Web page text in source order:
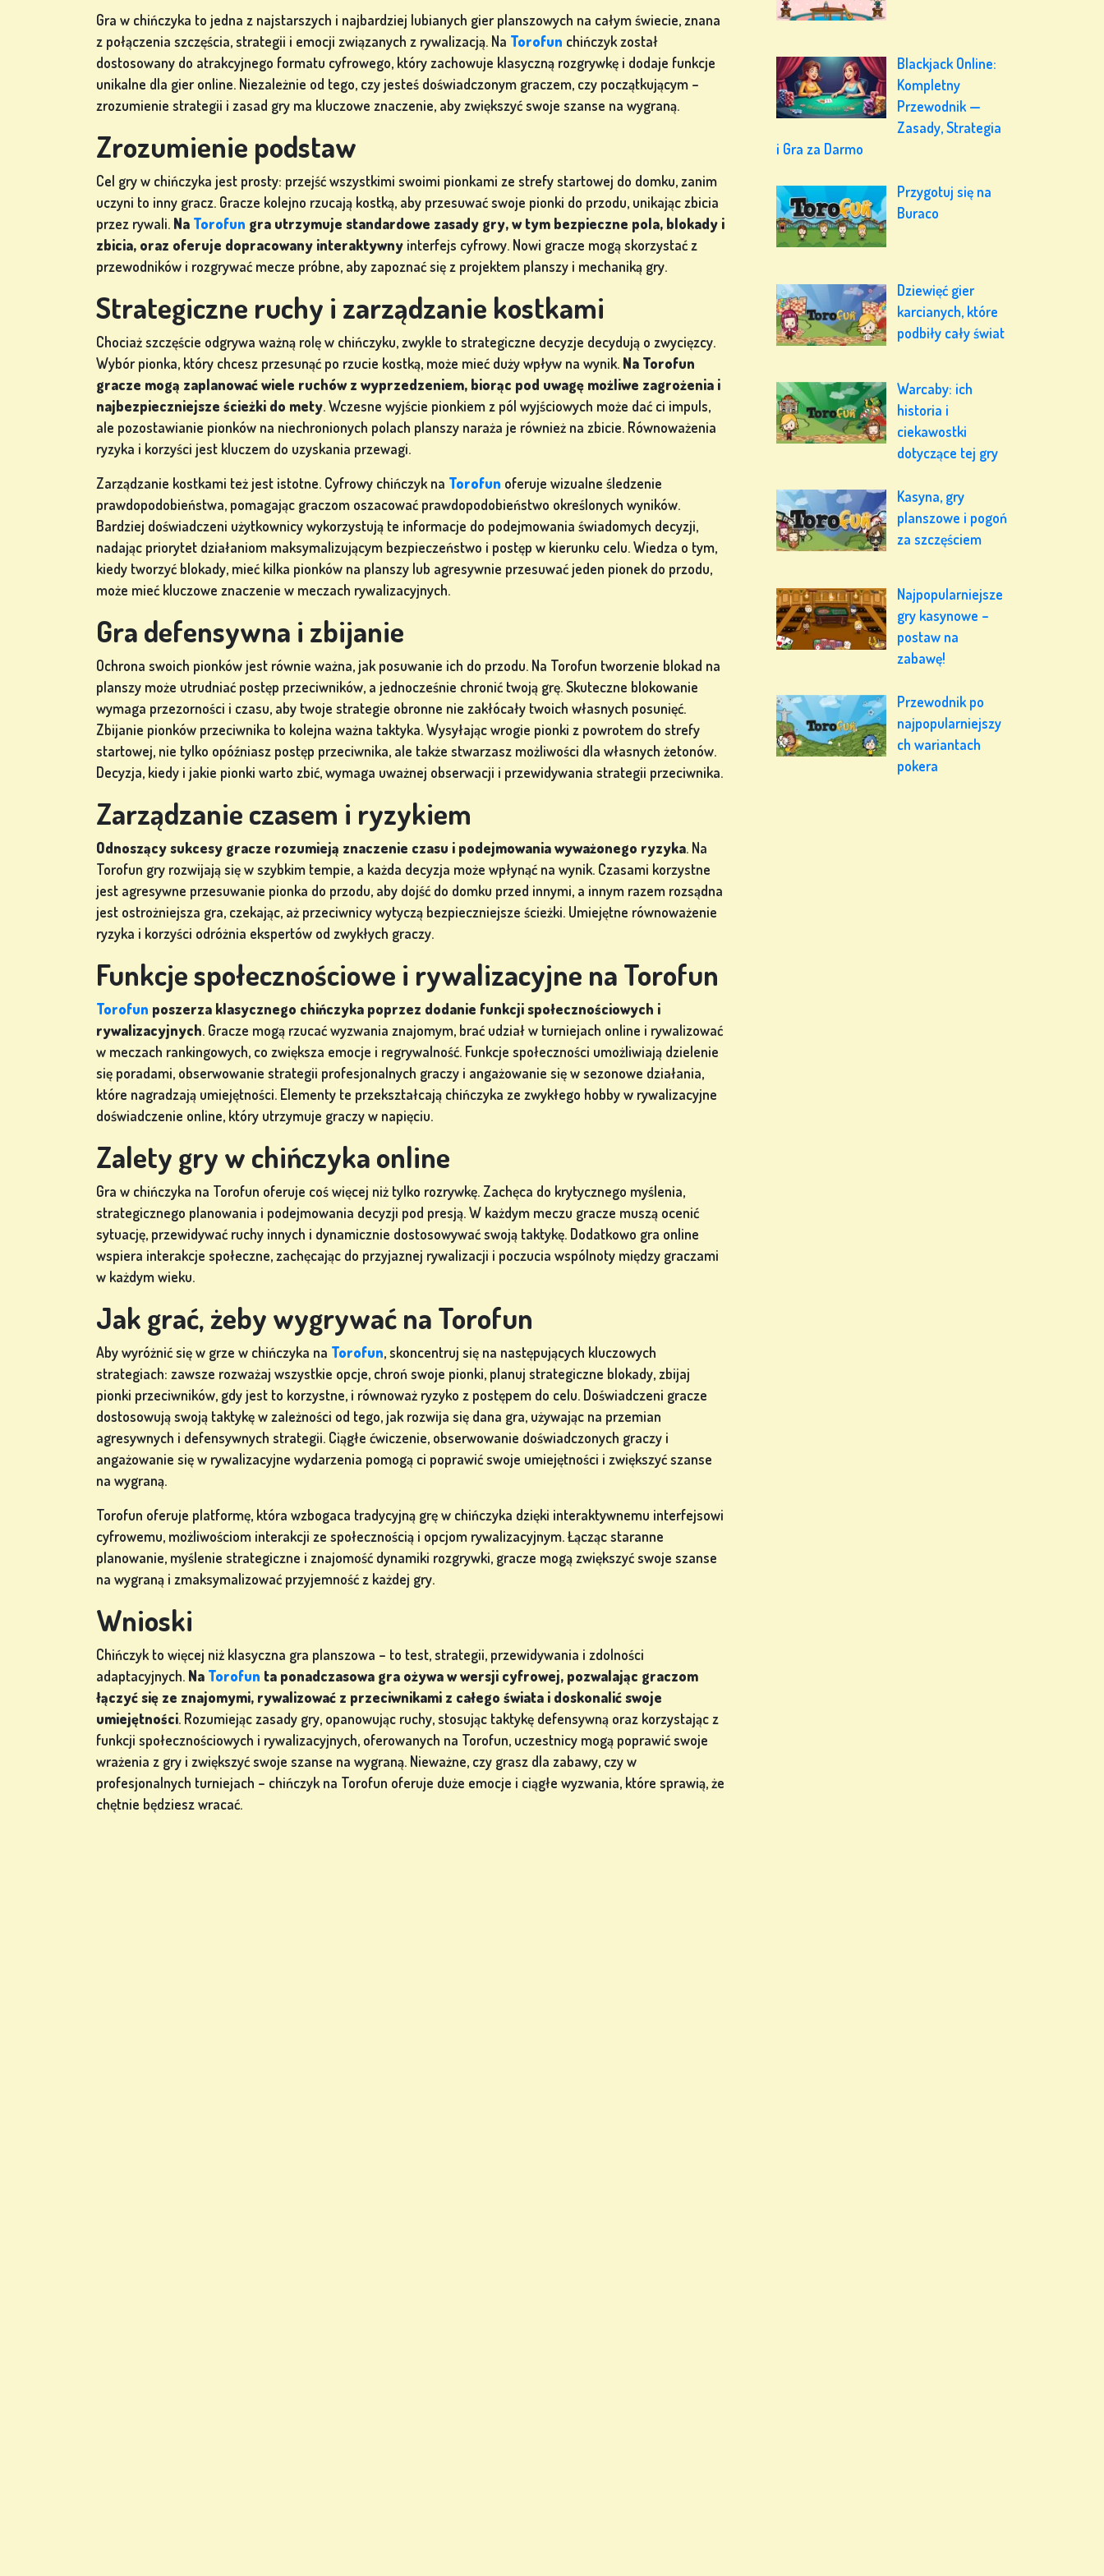
PLANSZOWE
AUTOMATÓW
ZAREJESTRUJ
KLASYFIKACJA
Gra w chińczyka to jedna z najstarszych i najbardziej lubianych gier planszowych na całym świecie, znana
z połączenia szczęścia, strategii i emocji związanych z rywalizacją. Na Torofun chińczyk został
dostosowany do atrakcyjnego formatu cyfrowego, który zachowuje klasyczną rozgrywkę i dodaje funkcje
unikalne dla gier online. Niezależnie od tego, czy jesteś doświadczonym graczem, czy początkującym –
zrozumienie strategii i zasad gry ma kluczowe znaczenie, aby zwiększyć swoje szanse na wygraną.
Zrozumienie podstaw
Cel gry w chińczyka jest prosty: przejść wszystkimi swoimi pionkami ze strefy startowej do domku, zanim
uczyni to inny gracz. Gracze kolejno rzucają kostką, aby przesuwać swoje pionki do przodu, unikając zbicia
przez rywali. Na Torofun gra utrzymuje standardowe zasady gry, w tym bezpieczne pola, blokady i
zbicia, oraz oferuje dopracowany interaktywny interfejs cyfrowy. Nowi gracze mogą skorzystać z
przewodników i rozgrywać mecze próbne, aby zapoznać się z projektem planszy i mechaniką gry.
Strategiczne ruchy i zarządzanie kostkami
Chociaż szczęście odgrywa ważną rolę w chińczyku, zwykle to strategiczne decyzje decydują o zwycięzcy.
Wybór pionka, który chcesz przesunąć po rzucie kostką, może mieć duży wpływ na wynik. Na Torofun
gracze mogą zaplanować wiele ruchów z wyprzedzeniem, biorąc pod uwagę możliwe zagrożenia i
najbezpieczniejsze ścieżki do mety. Wczesne wyjście pionkiem z pól wyjściowych może dać ci impuls,
ale pozostawianie pionków na niechronionych polach planszy naraża je również na zbicie. Równoważenia
ryzyka i korzyści jest kluczem do uzyskania przewagi.
Zarządzanie kostkami też jest istotne. Cyfrowy chińczyk na Torofun oferuje wizualne śledzenie
prawdopodobieństwa, pomagając graczom oszacować prawdopodobieństwo określonych wyników.
Bardziej doświadczeni użytkownicy wykorzystują te informacje do podejmowania świadomych decyzji,
nadając priorytet działaniom maksymalizującym bezpieczeństwo i postęp w kierunku celu. Wiedza o tym,
kiedy tworzyć blokady, mieć kilka pionków na planszy lub agresywnie przesuwać jeden pionek do przodu,
może mieć kluczowe znaczenie w meczach rywalizacyjnych.
Gra defensywna i zbijanie
Ochrona swoich pionków jest równie ważna, jak posuwanie ich do przodu. Na Torofun tworzenie blokad na
planszy może utrudniać postęp przeciwników, a jednocześnie chronić twoją grę. Skuteczne blokowanie
wymaga przezorności i czasu, aby twoje strategie obronne nie zakłócały twoich własnych posunięć.
Zbijanie pionków przeciwnika to kolejna ważna taktyka. Wysyłając wrogie pionki z powrotem do strefy
startowej, nie tylko opóźniasz postęp przeciwnika, ale także stwarzasz możliwości dla własnych żetonów.
Decyzja, kiedy i jakie pionki warto zbić, wymaga uważnej obserwacji i przewidywania strategii przeciwnika.
Zarządzanie czasem i ryzykiem
Odnoszący sukcesy gracze rozumieją znaczenie czasu i podejmowania wyważonego ryzyka. Na
Torofun gry rozwijają się w szybkim tempie, a każda decyzja może wpłynąć na wynik. Czasami korzystne
jest agresywne przesuwanie pionka do przodu, aby dojść do domku przed innymi, a innym razem rozsądna
jest ostrożniejsza gra, czekając, aż przeciwnicy wytyczą bezpieczniejsze ścieżki. Umiejętne równoważenie
ryzyka i korzyści odróżnia ekspertów od zwykłych graczy.
Funkcje społecznościowe i rywalizacyjne na Torofun
Torofun poszerza klasycznego chińczyka poprzez dodanie funkcji społecznościowych i
rywalizacyjnych. Gracze mogą rzucać wyzwania znajomym, brać udział w turniejach online i rywalizować
w meczach rankingowych, co zwiększa emocje i regrywalność. Funkcje społeczności umożliwiają dzielenie
się poradami, obserwowanie strategii profesjonalnych graczy i angażowanie się w sezonowe działania,
które nagradzają umiejętności. Elementy te przekształcają chińczyka ze zwykłego hobby w rywalizacyjne
doświadczenie online, który utrzymuje graczy w napięciu.
Zalety gry w chińczyka online
Gra w chińczyka na Torofun oferuje coś więcej niż tylko rozrywkę. Zachęca do krytycznego myślenia,
strategicznego planowania i podejmowania decyzji pod presją. W każdym meczu gracze muszą ocenić
sytuację, przewidywać ruchy innych i dynamicznie dostosowywać swoją taktykę. Dodatkowo gra online
wspiera interakcje społeczne, zachęcając do przyjaznej rywalizacji i poczucia wspólnoty między graczami
w każdym wieku.
Jak grać, żeby wygrywać na Torofun
Aby wyróżnić się w grze w chińczyka na Torofun, skoncentruj się na następujących kluczowych
strategiach: zawsze rozważaj wszystkie opcje, chroń swoje pionki, planuj strategiczne blokady, zbijaj
pionki przeciwników, gdy jest to korzystne, i równoważ ryzyko z postępem do celu. Doświadczeni gracze
dostosowują swoją taktykę w zależności od tego, jak rozwija się dana gra, używając na przemian
agresywnych i defensywnych strategii. Ciągłe ćwiczenie, obserwowanie doświadczonych graczy i
angażowanie się w rywalizacyjne wydarzenia pomogą ci poprawić swoje umiejętności i zwiększyć szanse
na wygraną.
Torofun oferuje platformę, która wzbogaca tradycyjną grę w chińczyka dzięki interaktywnemu interfejsowi
cyfrowemu, możliwościom interakcji ze społecznością i opcjom rywalizacyjnym. Łącząc staranne
planowanie, myślenie strategiczne i znajomość dynamiki rozgrywki, gracze mogą zwiększyć swoje szanse
na wygraną i zmaksymalizować przyjemność z każdej gry.
Wnioski
Chińczyk to więcej niż klasyczna gra planszowa – to test, strategii, przewidywania i zdolności
adaptacyjnych. Na Torofun ta ponadczasowa gra ożywa w wersji cyfrowej, pozwalając graczom
łączyć się ze znajomymi, rywalizować z przeciwnikami z całego świata i doskonalić swoje
umiejętności. Rozumiejąc zasady gry, opanowując ruchy, stosując taktykę defensywną oraz korzystając z
funkcji społecznościowych i rywalizacyjnych, oferowanych na Torofun, uczestnicy mogą poprawić swoje
wrażenia z gry i zwiększyć swoje szanse na wygraną. Nieważne, czy grasz dla zabawy, czy w
profesjonalnych turniejach – chińczyk na Torofun oferuje duże emocje i ciągłe wyzwania, które sprawią, że
chętnie będziesz wracać.
Blackjack Online:
Kompletny
Przewodnik —
Zasady, Strategia
i Gra za Darmo
Przygotuj się na
Buraco
Dziewięć gier
karcianych, które
podbiły cały świat
Warcaby: ich
historia i
ciekawostki
dotyczące tej gry
Kasyna, gry
planszowe i pogoń
za szczęściem
Najpopularniejsze
gry kasynowe –
postaw na
zabawę!
Przewodnik po
najpopularniejszy
ch wariantach
pokera